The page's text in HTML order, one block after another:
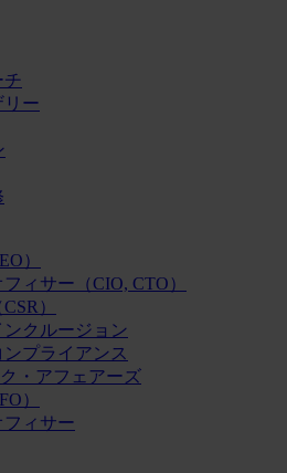
チ
ー
）
ィサー（CIO, CTO）
）
クルージョン
プライアンス
・アフェアーズ
）
ィサー